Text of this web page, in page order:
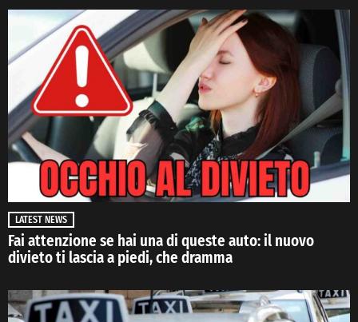
LATEST NEWS
Fai attenzione se hai una di queste auto: il nuovo
divieto ti lascia a piedi, che dramma